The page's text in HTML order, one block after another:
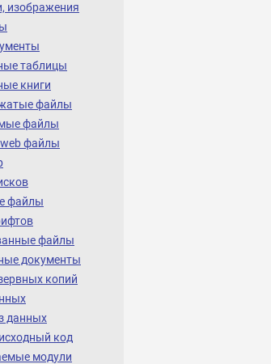
изображения
таблицы
книги
файлы
файлы
web файлы
файлы
файлы
документы
копий
данных
код
модули